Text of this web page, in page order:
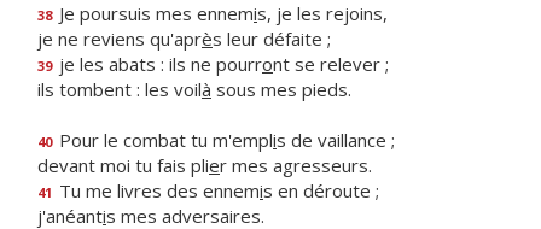
38 Je poursuis mes ennemis, je les rejoins,
je ne reviens qu'après leur défaite ;
39 je les abats : ils ne pourront se relever ;
ils tombent : les voilà sous mes pieds.
40 Pour le combat tu m'emplis de vaillance ;
devant moi tu fais plier mes agresseurs.
41 Tu me livres des ennemis en déroute ;
j'anéantis mes adversaires.